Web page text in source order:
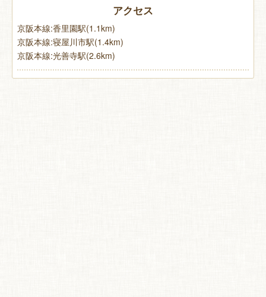
アクセス
京阪本線:香里園駅(1.1km)
京阪本線:寝屋川市駅(1.4km)
京阪本線:光善寺駅(2.6km)